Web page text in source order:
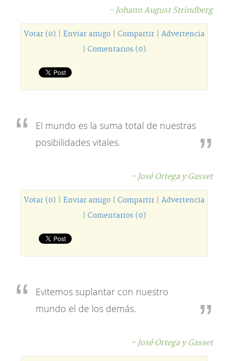
- Johann August Strindberg
Votar (0) Enviar amigo| Compartir| Advertencia
Comentarios (0)
El mundo es la suma total de nuestras
posibilidades vitales.
- José Ortega y Gasset
Votar (0) Enviar amigo| Compartir| Advertencia
Comentarios (0)
Evitemos suplantar con nuestro
mundo el de los demás.
- José Ortega y Gasset